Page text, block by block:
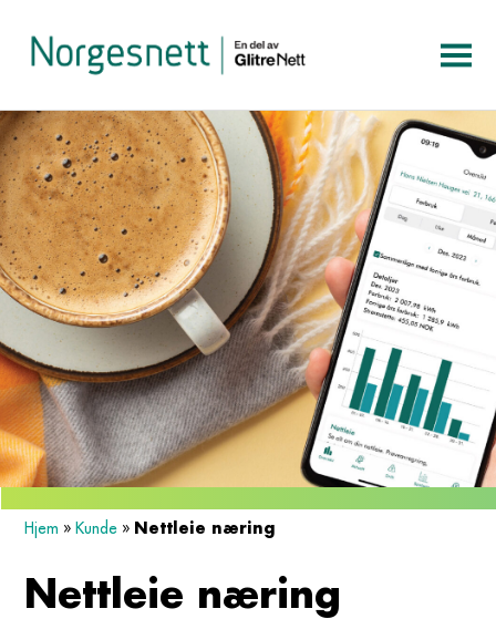
Hjem »Kunde » Nettleie næring
Nettleie næring